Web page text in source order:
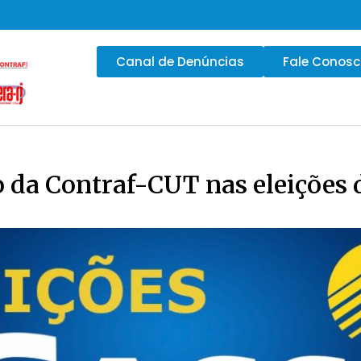
Canal de Denúncias Fale
da Contraf-CUT nas eleições